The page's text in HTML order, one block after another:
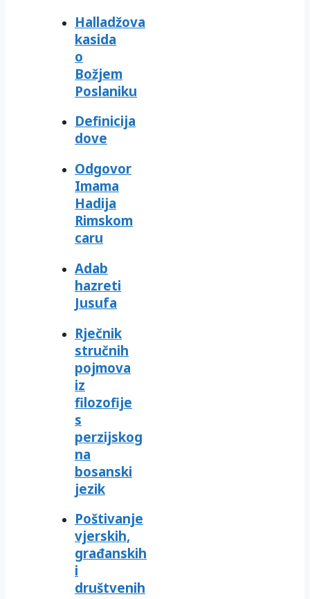
Halladžova
kasida
o
Božjem
Poslaniku
Definicija
dove
Odgovor
Imama
Hadija
Rimskom
caru
Adab
hazreti
Jusufa
Rječnik
stručnih
pojmova
iz
filozofije
s
perzijskog
na
bosanski
jezik
Poštivanje
vjerskih,
građanskih
i
društvenih